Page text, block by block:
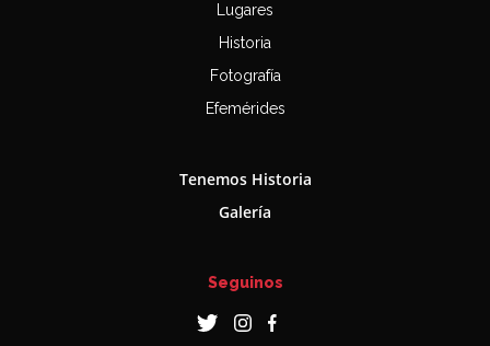
Lugares
Historia
Fotografía
Efemérides
Tenemos Historia
Galería
Seguinos